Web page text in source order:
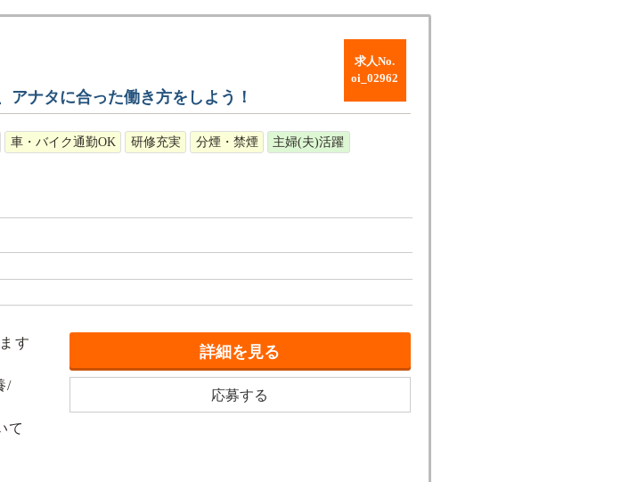
求人No.
oi_02962
ナタに合った働き方をしよう！
車・バイク通勤OK 研修充実 分煙・禁煙
主婦(夫)活躍
す
/
て
詳細を見る
応募する